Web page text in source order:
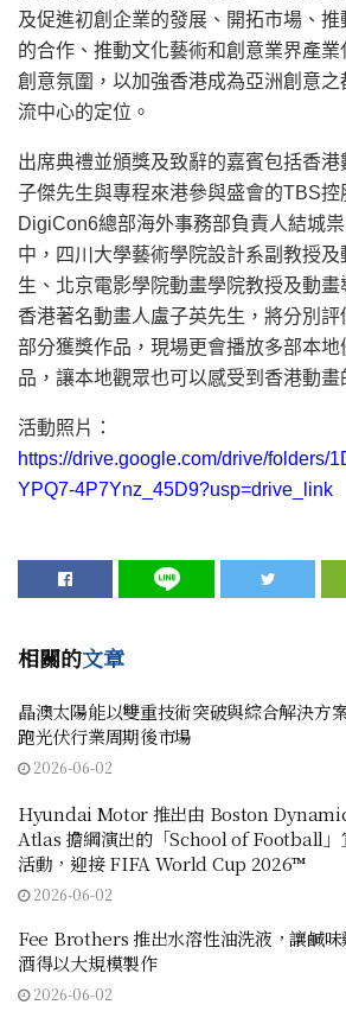
及促進初創企業的發展、開拓市場、
的合作、推動文化藝術和創意業界產
創意氛圍，以加強香港成為亞洲創意
流中心的定位。
出席典禮並頒獎及致辭的嘉賓包括香
子傑先生與專程來港參與盛會的TBS控
DigiCon6總部海外事務部負責人結城
中，四川大學藝術學院設計系副教授
生、北京電影學院動畫學院教授及動
香港著名動畫人盧子英先生，將分別
部分獲獎作品，現場更會播放多部本
品，讓本地觀眾也可以感受到香港動畫
活動照片：
https://drive.google.com/drive/folders/
YPQ7-4P7Ynz_45D9?usp=drive_link
相關的文章
晶澳太陽能以雙重技術突破與綜合解決方
跑光伏行業周期後市場
2026-06-02
Hyundai Motor 推出由 Boston
Atlas 擔綱演出的「School of Football」
活動，迎接 FIFA World Cup 2026™
2026-06-02
Fee Brothers 推出水溶性油洗液，讓鹹味
酒得以大規模製作
2026-06-02